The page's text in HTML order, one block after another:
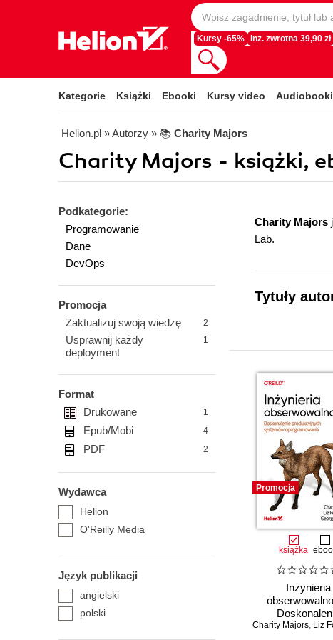
Kursy -65% Inż. zwrotna 39,90 zł
Kategorie Książki Ebooki Kursy video Audiobooki
Helion.pl » Autorzy » 📚 Charity Majors
Charity Majors - książki,
Podkategorie:
Programowanie
Dane
DevOps
Promocja
Zaktualizuj swoją wiedzę
2
Usprawnij każdy
deployment
1
Format
Drukowane
1
Epub/Mobi 4
PDF 2
Wydawca
Helion
O'Reilly Media
Język publikacji
angielski
polski
Charity Majors
Lab.
Tytuły
Promocja
książka
Inżynieria
Charity Majors, Liz